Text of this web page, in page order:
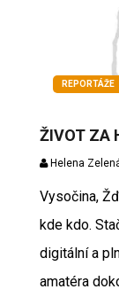
REPORTÁŽE
ŽIVOT ZA
Helena
Vysočina,
kde kdo.
digitální a
amatéra